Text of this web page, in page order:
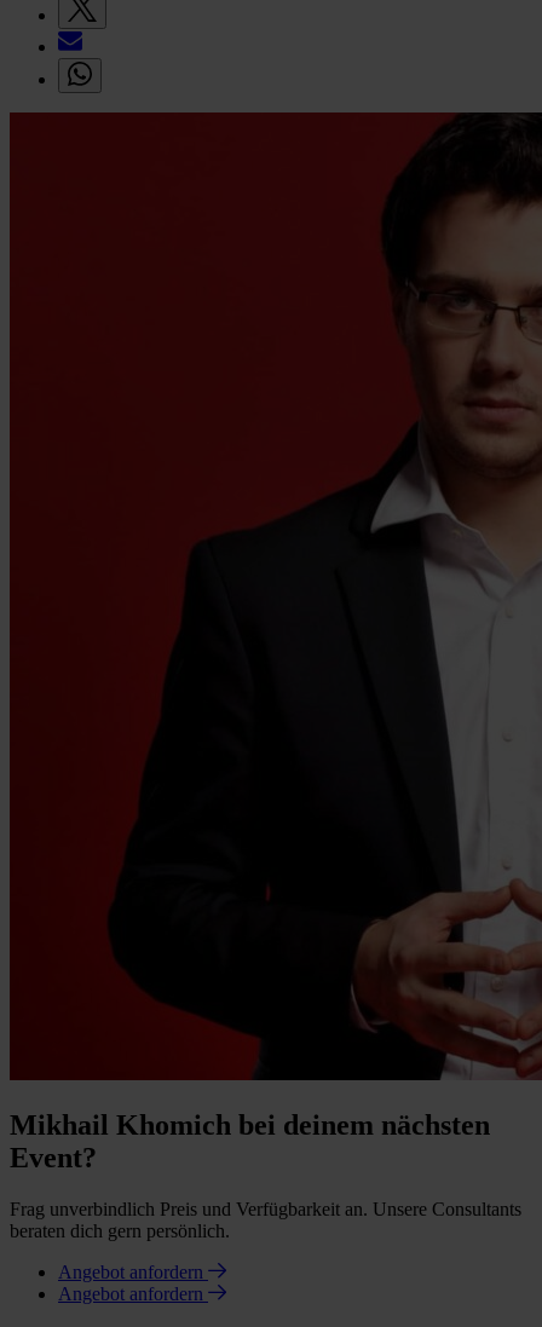
Mikhail Khomich bei deinem nächsten
Event?
Frag unverbindlich Preis und Verfügbarkeit an. Unsere Consultants
beraten dich gern persönlich.
Angebot anfordern
Angebot anfordern